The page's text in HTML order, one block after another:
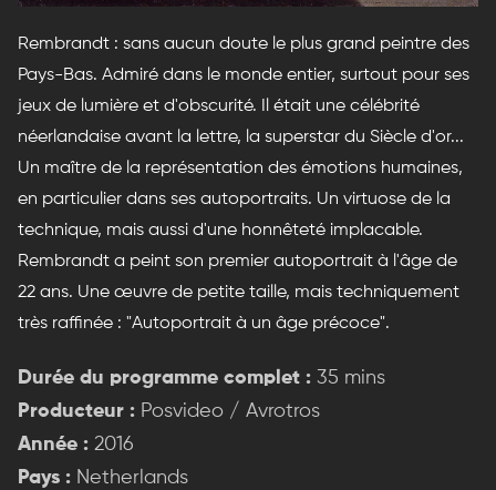
Rembrandt : sans aucun doute le plus grand peintre des
Pays-Bas. Admiré dans le monde entier, surtout pour ses
jeux de lumière et d'obscurité. Il était une célébrité
néerlandaise avant la lettre, la superstar du Siècle d'or...
Un maître de la représentation des émotions humaines,
en particulier dans ses autoportraits. Un virtuose de la
technique, mais aussi d'une honnêteté implacable.
Rembrandt a peint son premier autoportrait à l'âge de
22 ans. Une œuvre de petite taille, mais techniquement
très raffinée : "Autoportrait à un âge précoce".
Durée du programme complet : 35 mins
Producteur : Posvideo / Avrotros
Année : 2016
Pays : Netherlands